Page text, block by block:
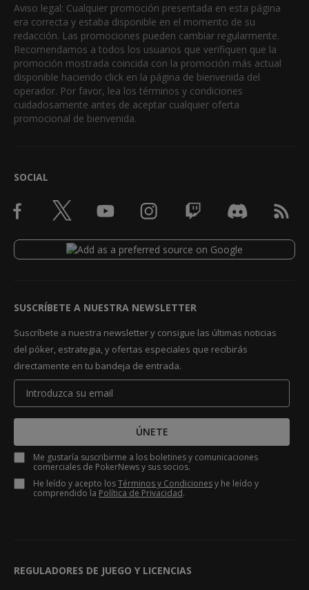
Aviso legal: Cualquier promoción presentada en esta página
era correcta y estaba disponible en el momento de su
redacción. Las promociones pueden cambiar regularmente.
Recomendamos a todos los usuarios que verifiquen que la
promoción mostrada coincida con la promoción más actual
disponible haciendo click en la página de bienvenida del
operador. Por favor, lea los términos y condiciones
cuidadosamente antes de aceptar cualquier oferta
promocional de bienvenida.
SOCIAL
SUSCRÍBETE A NUESTRA NEWSLETTER
Suscríbete a nuestra newsletter y consigue las últimas noticias
del póker, estrategia, y ofertas especiales que recibirás
directamente en tu bandeja de entrada.
ÚNETE
Me gustaría suscribirme a los boletines y comunicaciones
comerciales de PokerNews y sus socios.
He leído y acepto losTérminos y Condicionesy he leído y
comprendido la Política de Privacidad.
REGULADORES DE JUEGO Y LICENCIAS